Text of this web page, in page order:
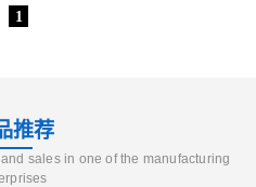
1
推荐
sales in one of the manufacturing